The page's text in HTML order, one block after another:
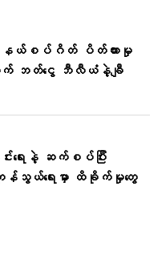
နယ်စပ်ဂိတ် ပိတ်ထားမှု
က် ဘတ်ငွေ ဘီလီယံနဲ့ချီ
းရေးနဲ့ ဆက်စပ်ပြီး
န်သွယ်ရေးမှာ ထိခိုက်မှုတွေ